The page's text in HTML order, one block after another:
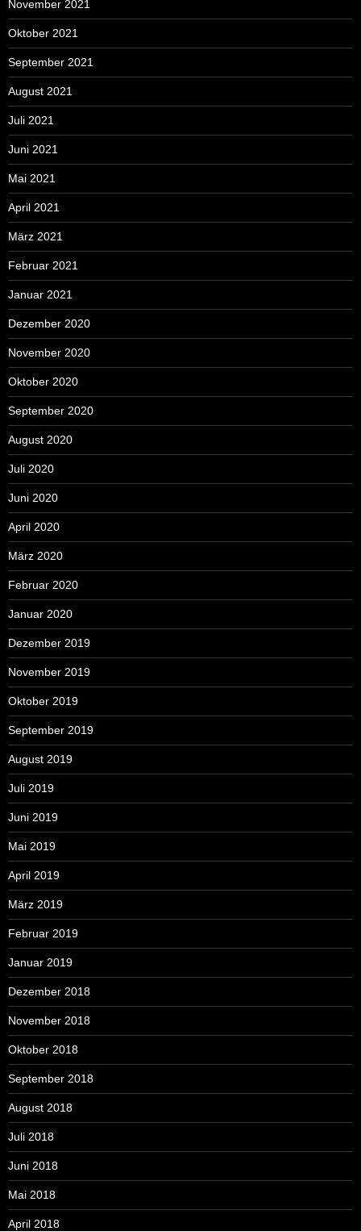
November 2021
Oktober 2021
September 2021
August 2021
Juli 2021
Juni 2021
Mai 2021
April 2021
März 2021
Februar 2021
Januar 2021
Dezember 2020
November 2020
Oktober 2020
September 2020
August 2020
Juli 2020
Juni 2020
April 2020
März 2020
Februar 2020
Januar 2020
Dezember 2019
November 2019
Oktober 2019
September 2019
August 2019
Juli 2019
Juni 2019
Mai 2019
April 2019
März 2019
Februar 2019
Januar 2019
Dezember 2018
November 2018
Oktober 2018
September 2018
August 2018
Juli 2018
Juni 2018
Mai 2018
April 2018